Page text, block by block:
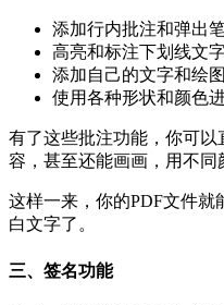
添加行内批注和弹出
高亮和标注下划线文
添加自己的文字和绘图
使用各种形状和颜色
有了这些批注功能，你可
容，甚至还能画画，用不同
这样一来，你的PDF文件
白文字了。
三、签名功能